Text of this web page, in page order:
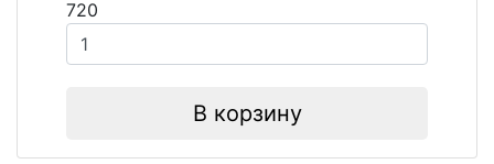
720
В корзину